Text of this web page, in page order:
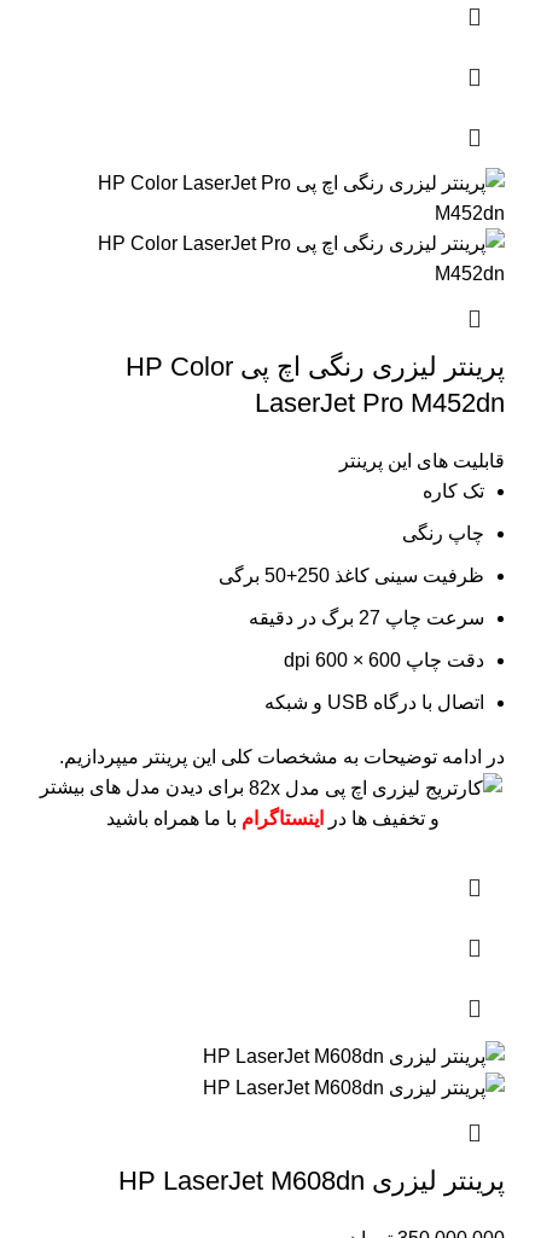
پرینتر لیزری رنگی اچ پی HP Color
LaserJet Pro M452dn
قابلیت های این پرینتر
تک کاره
چاپ رنگی
ظرفیت سینی کاغذ 250+50 برگی
سرعت چاپ 27 برگ در دقیقه
دقت چاپ 600 × 600 dpi
اتصال با درگاه USB و شبکه
در ادامه توضیحات به مشخصات کلی این پرینتر میپردازیم.
برای دیدن مدل های بیشتر
و تخفیف ها در
اینستاگرام با ما همراه باشید
پرینتر لیزری HP LaserJet M608dn